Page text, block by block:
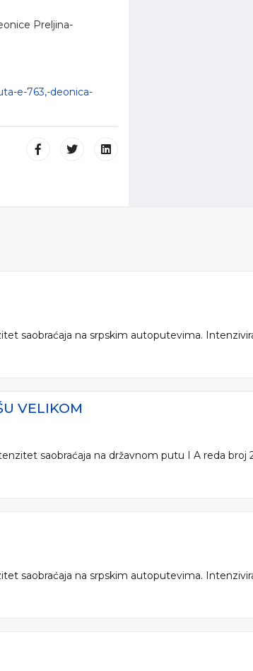
Preljina-
e-763,-deonica-
saobraćaja na srpskim autoputevima.
VELIKOM
saobraćaja na državnom putu I A reda broj
saobraćaja na srpskim autoputevima.